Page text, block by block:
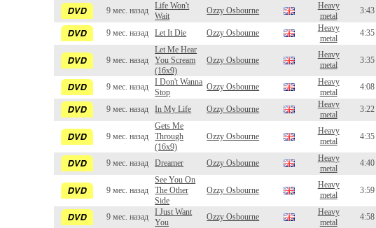
9 мес. назад
Life Won't
Wait
Ozzy Osbourne
Heavy
metal
3:43
9 мес. назад Let It Die Ozzy Osbourne
Heavy
metal
4:35
9 мес. назад
Let Me Hear
You Scream
(16x9)
Ozzy Osbourne
Heavy
metal
3:35
9 мес. назад
I Don't Wanna
Stop
Ozzy Osbourne
Heavy
metal
4:08
9 мес. назад In My Life Ozzy Osbourne
Heavy
metal
3:22
9 мес. назад
Gets Me
Through
(16x9)
Ozzy Osbourne
Heavy
metal
4:35
9 мес. назад Dreamer Ozzy Osbourne
Heavy
metal
4:40
9 мес. назад
See You On
The Other
Side
Ozzy Osbourne
Heavy
metal
3:59
9 мес. назад
I Just Want
You
Ozzy Osbourne
Heavy
metal
4:58